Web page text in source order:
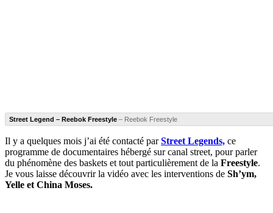
Street Legend – Reebok Freestyle – Reebok Freestyle
Il y a quelques mois j’ai été contacté parStreet Legends, ce
programme de documentaires hébergé sur canal street, pour parler
du phénomène des baskets et tout particulièrement de la Freestyle.
Je vous laisse découvrir la vidéo avec les interventions de Sh’ym,
Yelle et China Moses.